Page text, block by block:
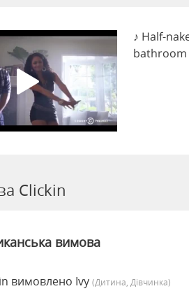
♪ Half-
bathroom
Clickin
вимова
вимовлено Ivy (дитина, Дівчинка)